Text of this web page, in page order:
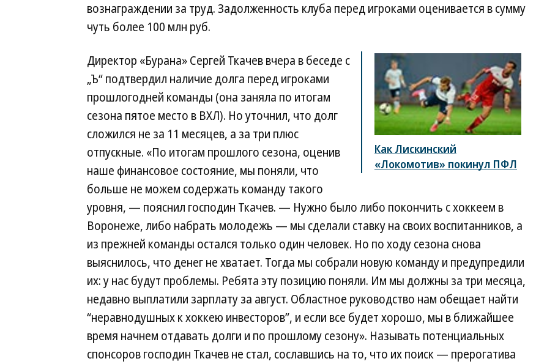
вознаграждении за труд. Задолженность клуба перед игроками оценивается в сумму
чуть более 100 млн руб.
Как Лискинский
«Локомотив» покинул ПФЛ
Директор «Бурана» Сергей Ткачев вчера в беседе с
„Ъ“ подтвердил наличие долга перед игроками
прошлогодней команды (она заняла по итогам
сезона пятое место в ВХЛ). Но уточнил, что долг
сложился не за 11 месяцев, а за три плюс
отпускные. «По итогам прошлого сезона, оценив
наше финансовое состояние, мы поняли, что
больше не можем содержать команду такого
уровня, — пояснил господин Ткачев. — Нужно было либо покончить с хоккеем в
Воронеже, либо набрать молодежь — мы сделали ставку на своих воспитанников, а
из прежней команды остался только один человек. Но по ходу сезона снова
выяснилось, что денег не хватает. Тогда мы собрали новую команду и предупредили
их: у нас будут проблемы. Ребята эту позицию поняли. Им мы должны за три месяца,
недавно выплатили зарплату за август. Областное руководство нам обещает найти
“неравнодушных к хоккею инвесторов”, и если все будет хорошо, мы в ближайшее
время начнем отдавать долги и по прошлому сезону». Называть потенциальных
спонсоров господин Ткачев не стал, сославшись на то, что их поиск — прерогатива